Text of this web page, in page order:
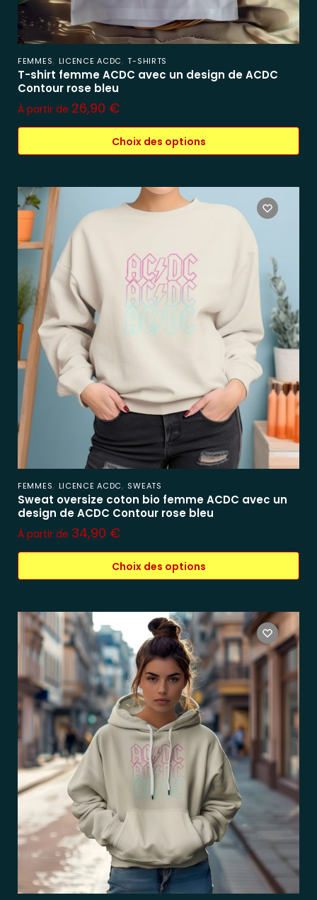
FEMMES, LICENCE ACDC,T-SHIRTS
T-shirt femme ACDC avec un design de ACDC
Contour rose bleu
À partir de 26,90 €
Choix des options
FEMMES, LICENCE ACDC, SWEATS
Sweat oversize coton bio femme ACDC avec un
design de ACDC Contour rose bleu
À partir de 34,90 €
Choix des options